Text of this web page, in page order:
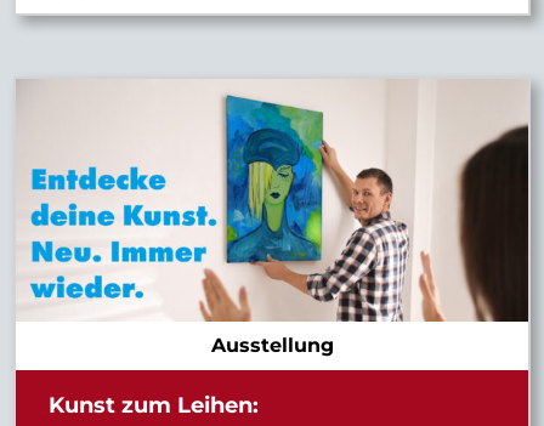
Ausstellung
Kunst zum Leihen: